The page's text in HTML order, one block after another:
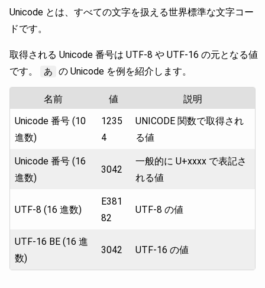
Unicode とは、すべての文字を扱える世界標準な文字コー
ドです。
取得される Unicode 番号は UTF-8 や UTF-16 の元となる値
です。
あ の Unicode を例を紹介します。
名前 値
説明
Unicode 番号 (10
進数)
1235
4
UNICODE 関数で取得され
る値
Unicode 番号 (16
進数)
3042
一般的に U+xxxx で表記さ
れる値
UTF-8 (16 進数)
E381
82
UTF-8 の値
UTF-16 BE (16 進
数)
3042 UTF-16 の値